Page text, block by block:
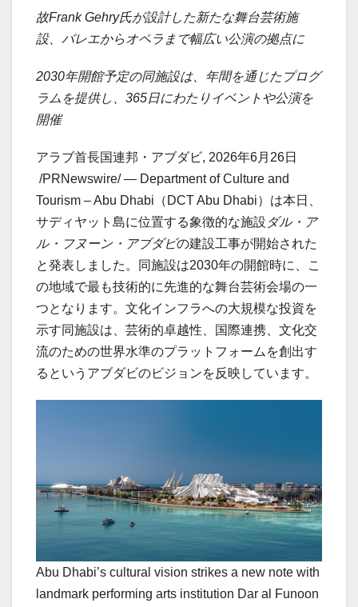
故Frank Gehry氏が設計した新たな舞台芸術施
設、バレエからオペラまで幅広い公演の拠点に
2030年開館予定の同施設は、年間を通じたプログ
ラムを提供し、365日にわたりイベントや公演を
開催
アラブ首長国連邦・アブダビ, 2026年6月26日
/PRNewswire/ — Department of Culture and
Tourism – Abu Dhabi（DCT Abu Dhabi）は本日、
サディヤット島に位置する象徴的な施設 ダル・ア
ル・フヌーン・アブダビの建設工事が開始された
と発表しました。同施設は2030年の開館時に、こ
の地域で最も技術的に先進的な舞台芸術会場の一
つとなります。文化インフラへの大規模な投資を
示す同施設は、芸術的卓越性、国際連携、文化交
流のための世界水準のプラットフォームを創出す
るというアブダビのビジョンを反映しています。
Abu Dhabi’s cultural vision strikes a new note with
landmark performing arts institution Dar al Funoon